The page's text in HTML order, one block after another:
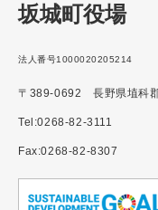
坂城町役場
法人番号1000020205214
〒389-0692 長野県埴科
Tel:0268-82-3111
Fax:0268-82-8307